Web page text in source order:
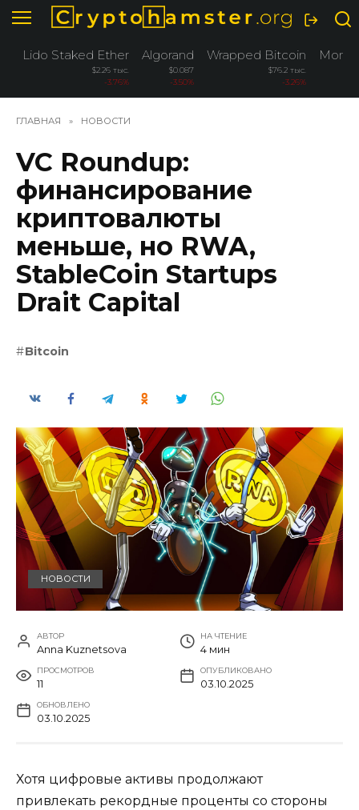
Перейти
содержанию
Lido Staked Ether
$2.26 тыс.
-3.76%
Algorand
$0.087
-3.50%
Wrapped Bitcoin
$76.2 тыс.
-3.26%
ГЛАВНАЯ » НОВОСТИ
VC Roundup:
финансирование
криптовалюты
меньше, но RWA,
StableCoin Startups
Drait Capital
Bitcoin
НОВОСТИ
АВТОР
Anna Kuznetsova
НА ЧТЕНИЕ
4 мин
ПРОСМОТРОВ
11
ОПУБЛИКОВАНО
03.10.2025
ОБНОВЛЕНО
03.10.2025
Хотя цифровые активы продолжают
привлекать рекордные проценты со стороны